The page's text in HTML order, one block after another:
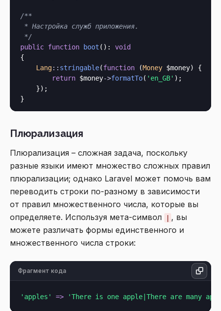
/**
* Настройка служб приложения.
*/
public function boot (): void
{
Lang:: stringable(function (Money $money) {
return $money->formatTo( 'en_GB' );
    });
Плюрализация
Плюрализация – сложная задача, поскольку
разные языки имеют множество сложных правил
плюрализации; однако Laravel может помочь вам
переводить строки по-разному в зависимости
от правил множественного числа, которые вы
определяете. Используя мета-символ
| , вы
можете различать формы единственного и
множественного числа строки:
Фрагмент кода
'apples' => 'There is one apple|There are many